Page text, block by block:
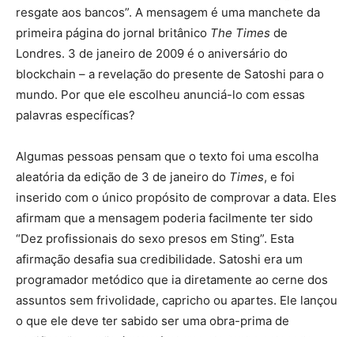
resgate aos bancos”. A mensagem é uma manchete da
primeira página do jornal britânico The Times de
Londres. 3 de janeiro de 2009 é o aniversário do
blockchain – a revelação do presente de Satoshi para o
mundo. Por que ele escolheu anunciá-lo com essas
palavras específicas?
Algumas pessoas pensam que o texto foi uma escolha
aleatória da edição de 3 de janeiro do Times, e foi
inserido com o único propósito de comprovar a data. Eles
afirmam que a mensagem poderia facilmente ter sido
“Dez profissionais do sexo presos em Sting”. Esta
afirmação desafia sua credibilidade. Satoshi era um
programador metódico que ia diretamente ao cerne dos
assuntos sem frivolidade, capricho ou apartes. Ele lançou
o que ele deve ter sabido ser uma obra-prima de